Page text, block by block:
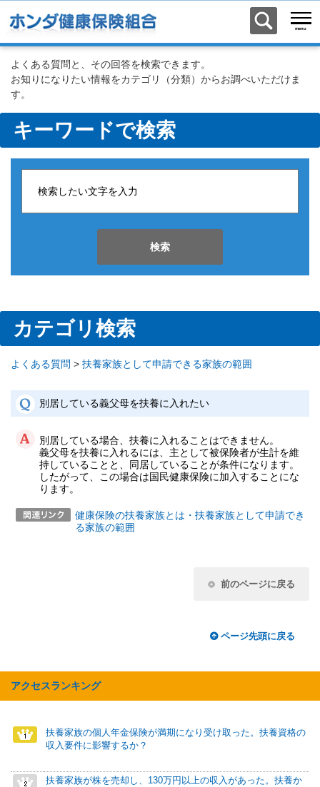
よくある質問と、その回答を検索できます。
お知りになりたい情報をカテゴリ（分類）からお調べいただけま
す。
キーワードで検索
検索
カテゴリ検索
よくある質問 > 扶養家族として申請できる家族の範囲
別居している義父母を扶養に入れたい
別居している場合、扶養に入れることはできません。
義父母を扶養に入れるには、主として被保険者が生計を維
持していることと、同居していることが条件になります。
したがって、この場合は国民健康保険に加入することにな
ります。
健康保険の扶養家族とは・扶養家族として申請でき
る家族の範囲
前のページに戻る
ページ先頭に戻る
アクセスランキング
扶養家族の個人年金保険が満期になり受け取った。扶養資格の
収入要件に影響するか？
扶養家族が株を売却し、130万円以上の収入があった。扶養か